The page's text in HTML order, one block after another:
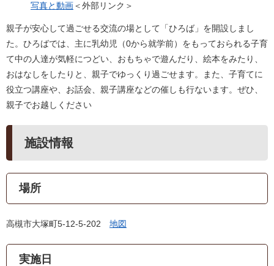
写真と動画＜外部リンク＞
親子が安心して過ごせる交流の場として「ひろば」を開設しまし
た。ひろばでは、主に乳幼児（0から就学前）をもっておられる子育
て中の人達が気軽につどい、おもちゃで遊んだり、絵本をみたり、
おはなしをしたりと、親子でゆっくり過ごせます。また、子育てに
役立つ講座や、お話会、親子講座などの催しも行ないます。ぜひ、
親子でお越しください
施設情報
場所
高槻市大塚町5-12-5-202 地図
実施日